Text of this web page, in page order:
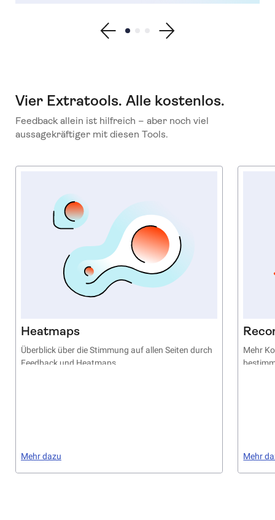
Show previous testimonial
Show testimonial 1
Show testimonial 2
Show testimonial 3
Show next testimonial
Vier Extratools. Alle kostenlos.
Feedback allein ist hilfreich – aber noch viel
aussagekräftiger mit diesen Tools.
Heatmaps
Überblick über die Stimmung auf allen Seiten durch
Feedback und Heatmaps
Mehr dazu
Mehr
Mehr